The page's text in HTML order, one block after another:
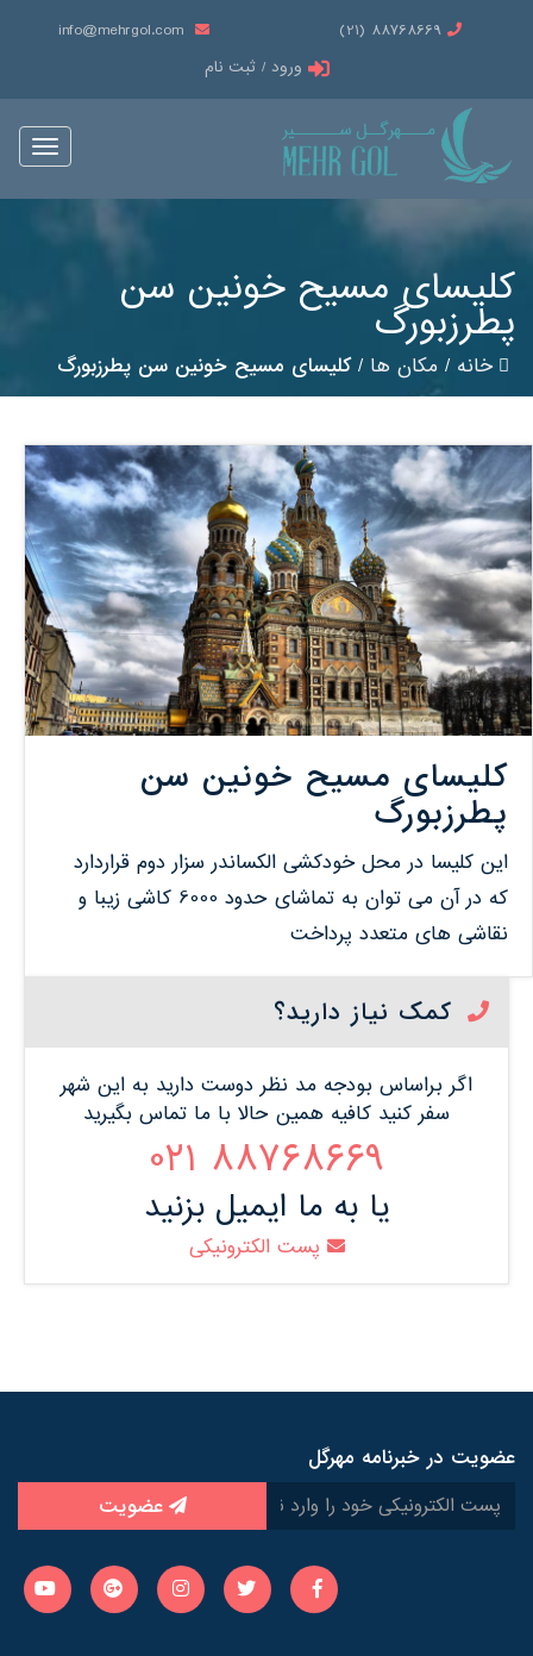
88768669 (21)
info@mehrgol.com
ورود / ثبت نام
Toggle
کلیسای مسیح خونین سن
پطرزبورگ
خانه/ مکان ها/ کلیسای مسیح خونین سن پطرزبورگ
کلیسای مسیح خونین سن
پطرزبورگ
این کلیسا در محل خودکشی الکساندر سزار دوم قراردارد
که در آن می توان به تماشای حدود 6000 کاشی زیبا و
نقاشی های متعدد پرداخت
کمک نیاز دارید؟
اگر براساس بودجه مد نظر دوست دارید به این شهر
سفر کنید کافیه همین حالا با ما تماس بگیرید
88768669 021
یا به ما ایمیل بزنید
پست الکترونیکی
عضویت در خبرنامه مهرگل
عضویت